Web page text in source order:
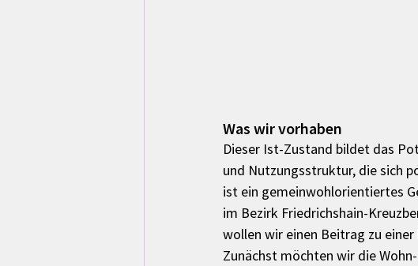
Was wir vorhaben
Dieser Ist-Zustand bildet das
und Nutzungsstruktur, die sich
ist ein gemeinwohlorientiertes
im Bezirk Friedrichshain-
wollen wir einen Beitrag zu
Zunächst möchten wir die